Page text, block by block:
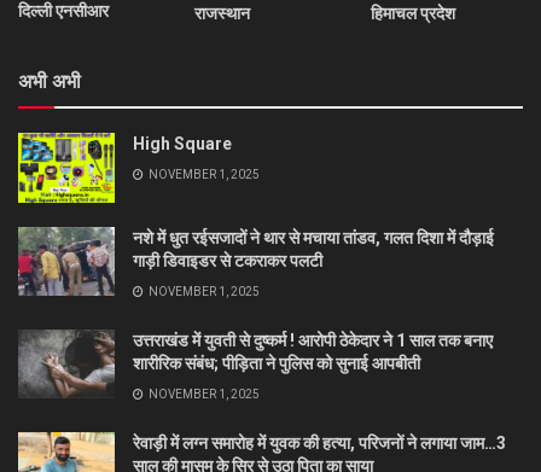
दिल्ली एनसीआर
राजस्थान
हिमाचल प्रदेश
अभी अभी
High Square
NOVEMBER 1, 2025
नशे में धुत रईसजादों ने थार से मचाया तांडव, गलत दिशा में दौड़ाई
गाड़ी डिवाइडर से टकराकर पलटी
NOVEMBER 1, 2025
उत्तराखंड में युवती से दुष्कर्म ! आरोपी ठेकेदार ने 1 साल तक बनाए
शारीरिक संबंध; पीड़िता ने पुलिस को सुनाई आपबीती
NOVEMBER 1, 2025
रेवाड़ी में लग्न समारोह में युवक की हत्या, परिजनों ने लगाया जाम…3
साल की मासूम के सिर से उठा पिता का साया